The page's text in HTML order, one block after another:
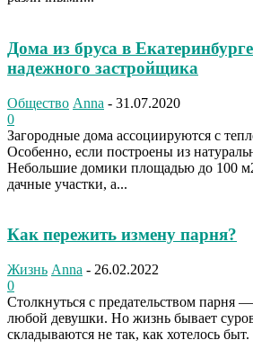
Дома из бруса в
надежного застройщика
Общество Anna - 31.07.2020
0
Загородные дома ассоциируются с
Особенно, если построены из
Небольшие домики площадью до 100
дачные участки, а...
Как пережить измену парня?
Жизнь Anna - 26.02.2022
0
Столкнуться с предательством парня
любой девушки. Но жизнь бывает
складываются не так, как хотелось